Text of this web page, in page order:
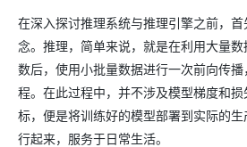
在深入探讨推理系统与推理引擎之前，首
念。推理，简单来说，就是在利用大量
数后，使用小批量数据进行一次前向传
程。在此过程中，并不涉及模型梯度和
标，便是将训练好的模型部署到实际的
行起来，服务于日常生活。